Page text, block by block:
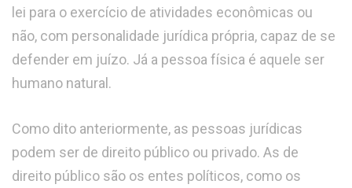
lei para o exercício de atividades econômicas ou
não, com personalidade jurídica própria, capaz de se
defender em juízo. Já a pessoa física é aquele ser
humano natural.
Como dito anteriormente, as pessoas jurídicas
podem ser de direito público ou privado. As de
direito público são os entes políticos, como os